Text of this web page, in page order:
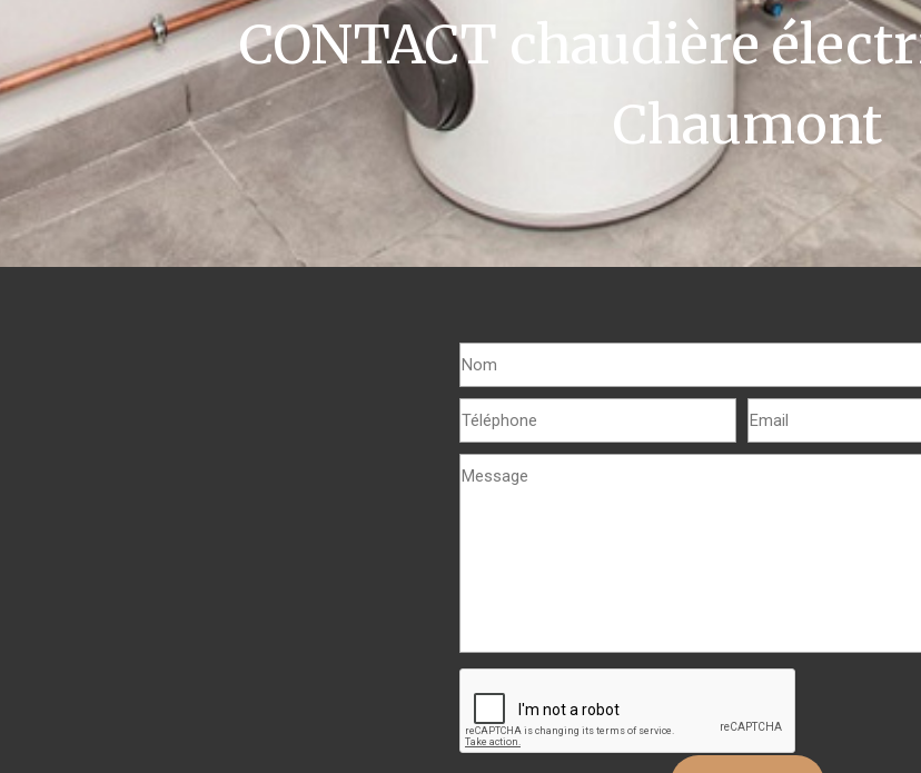
CONTACT chaudière
Chaumont